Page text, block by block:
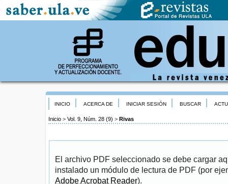
INICIO ACERCA DE INICIAR SESIÓN BUSCAR
Inicio > Vol. 9, Núm. 28 (9) > Rivas
El archivo PDF seleccionado se debe cargar
instalado un módulo de lectura de PDF (por
Adobe Acrobat Reader).